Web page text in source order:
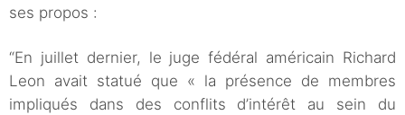
ses propos :
“En juillet dernier, le juge fédéral américain Richard
Leon avait statué que « la présence de membres
impliqués dans des conflits d’intérêt au sein du